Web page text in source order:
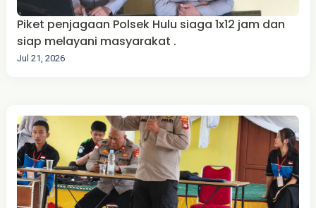
Piket penjagaan Polsek Hulu siaga 1x12 jam dan
siap melayani masyarakat .
Jul 21, 2026